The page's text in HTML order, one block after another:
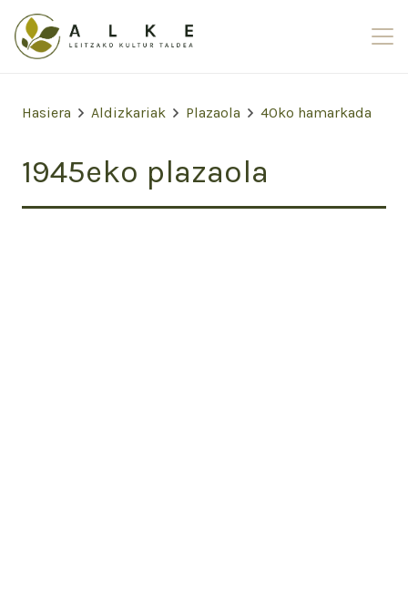
Hasiera Aldizkariak Plazaola 40ko hamarkada
1945eko plazaola